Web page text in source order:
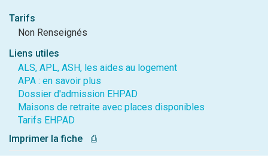
Tarifs
Non Renseignés
Liens utiles
ALS, APL, ASH, les aides au logement
APA : en savoir plus
Dossier d'admission EHPAD
Maisons de retraite avec places disponibles
Tarifs EHPAD
Imprimer la fiche
⎙